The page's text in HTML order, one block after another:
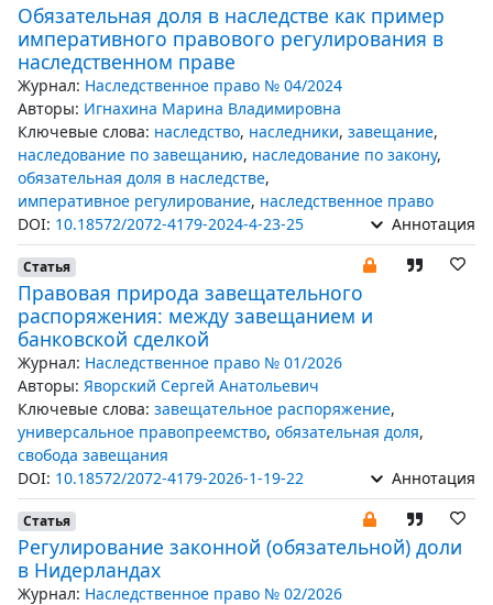
Обязательная доля в наследстве как пример
императивного правового регулирования в
наследственном праве
Журнал: Наследственное право № 04/2024
Авторы: Игнахина Марина Владимировна
Ключевые слова: наследство, наследники, завещание,
наследование по завещанию, наследование по закону,
обязательная доля в наследстве,
императивное регулирование, наследственное право
DOI: 10.18572/2072-4179-2024-4-23-25 Аннотация
Статья
Правовая природа завещательного
распоряжения: между завещанием и
банковской сделкой
Журнал: Наследственное право № 01/2026
Авторы: Яворский Сергей Анатольевич
Ключевые слова: завещательное распоряжение,
универсальное правопреемство, обязательная доля,
свобода завещания
DOI: 10.18572/2072-4179-2026-1-19-22 Аннотация
Статья
Регулирование законной (обязательной) доли
в Нидерландах
Журнал: Наследственное право № 02/2026